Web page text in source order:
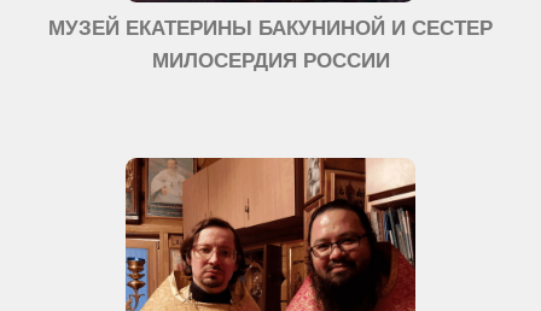
МУЗЕЙ ЕКАТЕРИНЫ БАКУНИНОЙ И СЕСТЕР
МИЛОСЕРДИЯ РОССИИ